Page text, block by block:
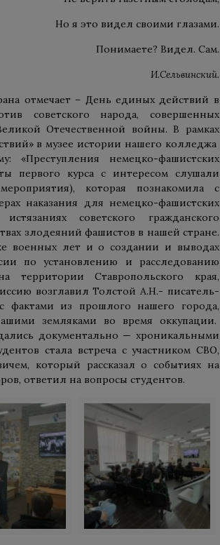
Но я это видел своими глазами.
Понимаете? Видел. Сам.
И.Сельвинский.
отмечает – День единых действий в
советского народа, совершенных
Отечественной войны. В рамках
в музее истории нашего колледжа
немецко-фашистских
первого курса с интересом слушали
которая познакомила с
наказания для немецко-фашистских
советского гражданского
злодеяний фашистов в нашей стране.
военных лет и о создании и выводах
по установлению и расследованию
территории Ставропольского края,
возглавил Толстой А.Н.- писатель-
фактами из прошлого нашего города,
земляками во время оккупации.
документально — хроникальными
стала встреча с участником СВО,
который рассказал о событиях на
ответил на вопросы студентов.